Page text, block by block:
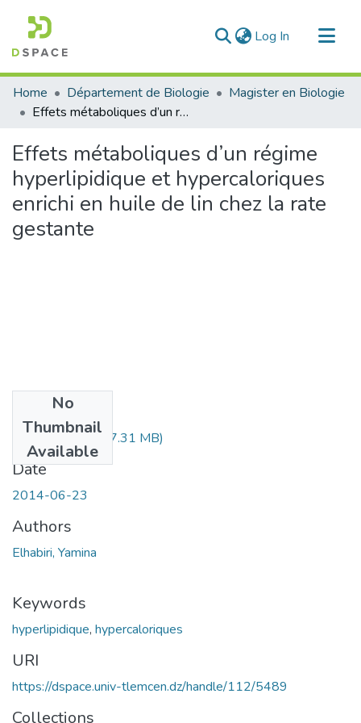
Log In (current)
Communities & Collections
All of DSpace
Home Département de Biologie
Magister en Biologie
Effets métaboliques d’un régime hyperlipidique et hypercaloriques enrichi en huile de lin chez la rate gestante
Effets métaboliques d’un régime
hyperlipidique et hypercaloriques
enrichi en huile de lin chez la rate
gestante
No
Thumbnail
Available
mag-elhabiri.pdf (7.31 MB)
Date
2014-06-23
Authors
Elhabiri, Yamina
Keywords
hyperlipidique, hypercaloriques
URI
https://dspace.univ-tlemcen.dz/handle/112/5489
Collections